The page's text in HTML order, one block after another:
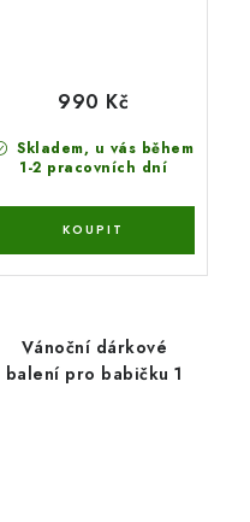
Skladem, u vás během
1-2 pracovních dní
990 Kč
Vánoční dárkové
balení pro babičku 1